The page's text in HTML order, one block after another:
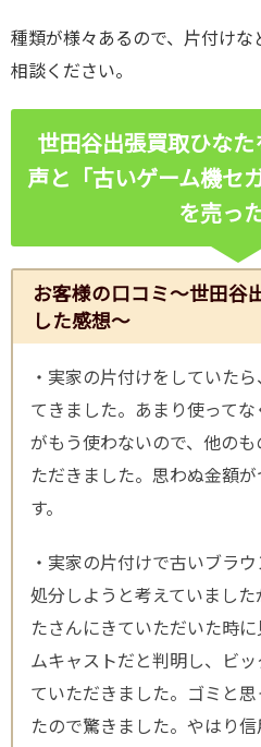
種類が様々あるので、片付け
相談ください。
世田谷出張買取ひな
声と「古いゲーム機セ
を売っ
お客様の口コミ～世田谷
した感想～
・実家の片付けをしていた
てきました。あまり使って
がもう使わないので、他の
ただきました。思わぬ金額
す。
・実家の片付けで古いブラ
処分しようと考えていまし
たさんにきていただいた時
ムキャストだと判明し、ビ
ていただきました。ゴミと
たので驚きました。やはり